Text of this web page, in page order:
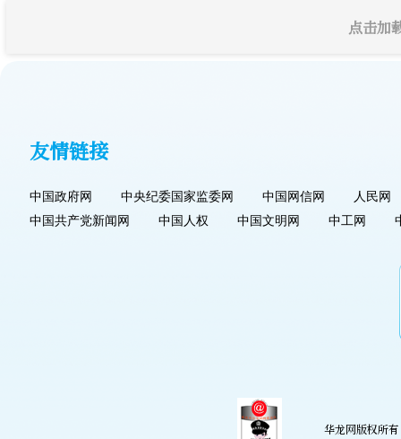
点击加
友情链接
中国政府网 中央纪委国家监委网 中国网信网
人民网
中国共产党新闻网
中国人权 中国文明网 中工网
华龙网版权所